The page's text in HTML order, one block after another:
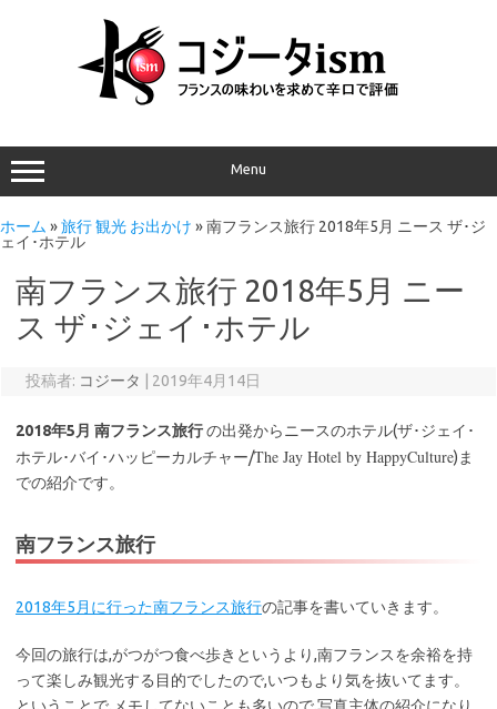
Menu
ホーム »旅行 観光 お出かけ »南フランス旅行 2018年5月 ニース ザ･ジ
ェイ･ホテル
南フランス旅行 2018年5月 ニー
ス ザ･ジェイ･ホテル
投稿者: コジータ 2019年4月14日
2018年5月 南フランス旅行の出発からニースのホテル(ザ･ジェイ･
ホテル･バイ･ハッピーカルチャー/The Jay Hotel by HappyCulture)ま
での紹介です。
南フランス旅行
2018年5月に行った南フランス旅行の記事を書いていきます。
今回の旅行は,がつがつ食べ歩きというより,南フランスを余裕を持
って楽しみ観光する目的でしたので,いつもより気を抜いてます。